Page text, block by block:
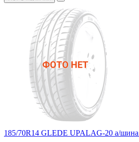
185/70R14 GLEDE UPALAG-20 а/шина